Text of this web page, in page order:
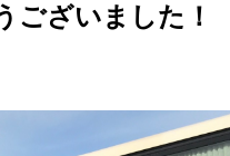
ございました！